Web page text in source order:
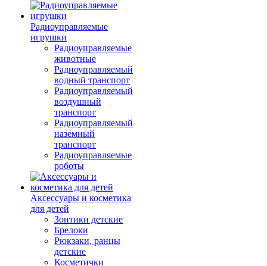
Радиоуправляемые
игрушки
Радиоуправляемые
животные
Радиоуправляемый
водный транспорт
Радиоуправляемый
воздушный
транспорт
Радиоуправляемый
наземный
транспорт
Радиоуправляемые
роботы
Аксессуары и косметика
для детей
Зонтики детские
Брелоки
Рюкзаки, ранцы
детские
Косметички